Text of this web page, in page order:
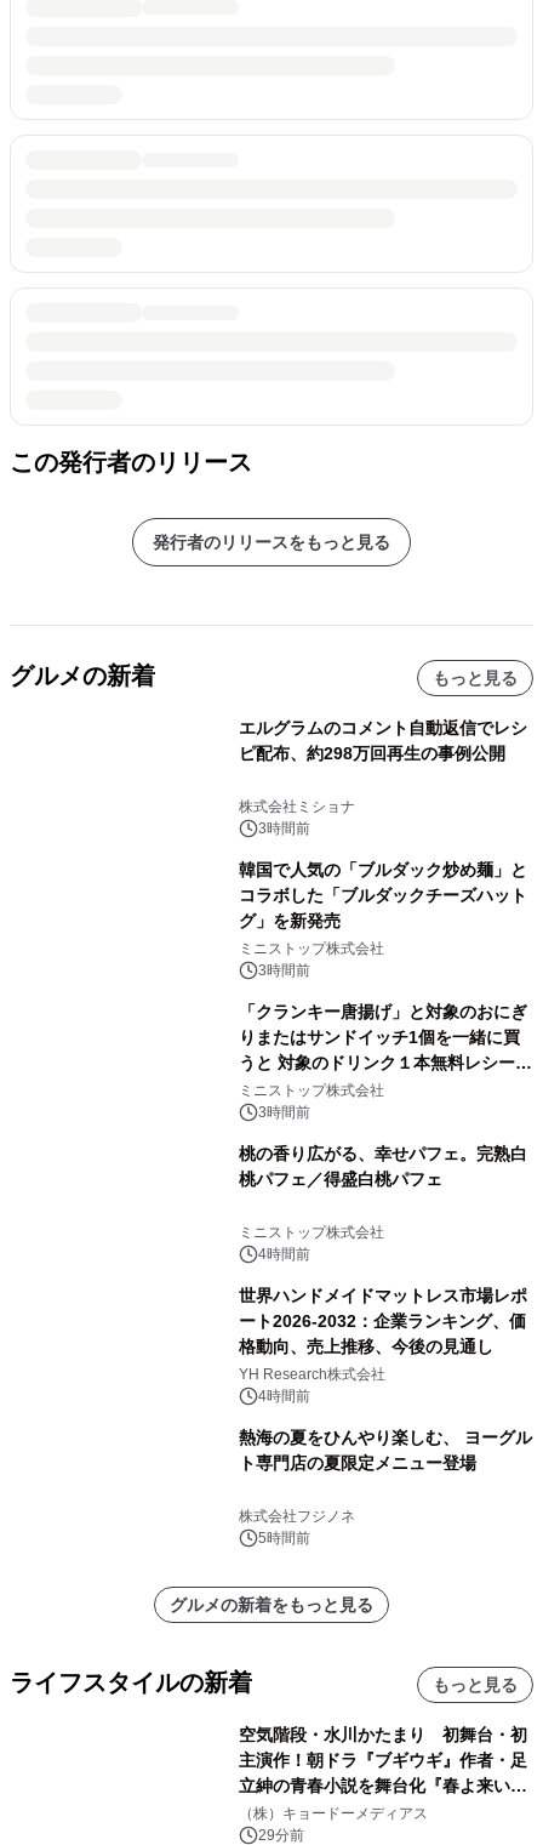
この発行者のリリース
発行者のリリースをもっと見る
グルメの新着 もっと見る
エルグラムのコメント自動返信でレシ
ピ配布、約298万回再生の事例公開
株式会社ミショナ
3時間前
韓国で人気の「ブルダック炒め麺」と
コラボした「ブルダックチーズハット
グ」を新発売
ミニストップ株式会社
3時間前
「クランキー唐揚げ」と対象のおにぎ
りまたはサンドイッチ1個を一緒に買
うと 対象のドリンク１本無料レシート
クーポンもらえる！※1
ミニストップ株式会社
3時間前
桃の香り広がる、幸せパフェ。完熟白
桃パフェ／得盛白桃パフェ
ミニストップ株式会社
4時間前
世界ハンドメイドマットレス市場レポ
ート2026-2032：企業ランキング、価
格動向、売上推移、今後の見通し
YH Research株式会社
4時間前
熱海の夏をひんやり楽しむ、 ヨーグル
ト専門店の夏限定メニュー登場
株式会社フジノネ
5時間前
グルメの新着をもっと見る
ライフスタイルの新着 もっと見る
空気階段・水川かたまり 初舞台・初
主演作！朝ドラ『ブギウギ』作者・足
立紳の青春小説を舞台化『春よ来い、
マジで来い』キービジュアル解禁！
（株）キョードーメディアス
29分前